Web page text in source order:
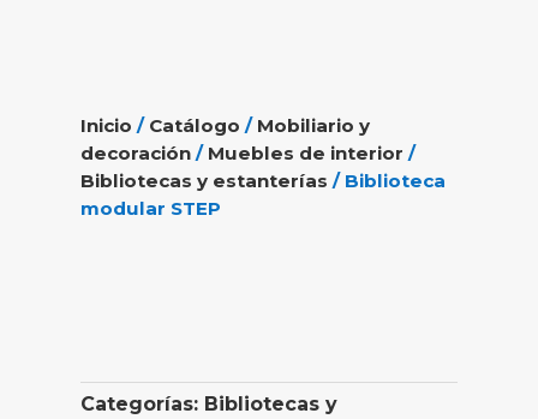
Inicio / Catálogo / Mobiliario y
decoración / Muebles de interior /
Bibliotecas y estanterías / Biblioteca
modular STEP
Categorías: Bibliotecas y